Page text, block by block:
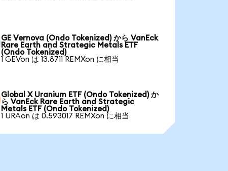
GE Vernova (Ondo Tokenized) から VanEck
Rare Earth and Strategic Metals ETF
(Ondo Tokenized)
1 GEVon は 13.8711 REMXon に相当
Global X Uranium ETF (Ondo Tokenized) か
ら VanEck Rare Earth and Strategic
Metals ETF (Ondo Tokenized)
1 URAon は 0.593017 REMXon に相当